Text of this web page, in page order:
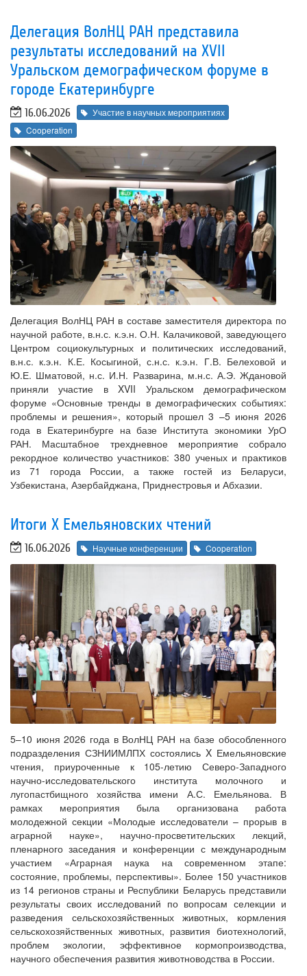
Делегация ВолНЦ РАН представила
результаты исследований на XVII
Уральском демографическом форуме в
городе Екатеринбурге
16.06.2026
Участие в научных мероприятиях
Cooperation
Делегация ВолНЦ РАН в составе заместителя директора по
научной работе, в.н.с. к.э.н. О.Н. Калачиковой, заведующего
Центром социокультурных и политических исследований,
в.н.с. к.э.н. К.Е. Косыгиной, с.н.с. к.э.н. Г.В. Белеховой и
Ю.Е. Шматовой, н.с. И.Н. Разварина, м.н.с. А.Э. Ждановой
приняли участие в XVII Уральском демографическом
форуме «Основные тренды в демографических событиях:
проблемы и решения», который прошел 3 –5 июня 2026
года в Екатеринбурге на базе Института экономики УрО
РАН. Масштабное трехдневное мероприятие собрало
рекордное количество участников: 380 ученых и практиков
из 71 города России, а также гостей из Беларуси,
Узбекистана, Азербайджана, Приднестровья и Абхазии.
Итоги Х Емельяновских чтений
16.06.2026 Научные конференции Cooperation
5–10 июня 2026 года в ВолНЦ РАН на базе обособленного
подразделения СЗНИИМЛПХ состоялись X Емельяновские
чтения, приуроченные к 105-летию Северо-Западного
научно-исследовательского института молочного и
лугопастбищного хозяйства имени А.С. Емельянова. В
рамках мероприятия была организована работа
молодежной секции «Молодые исследователи – прорыв в
аграрной науке», научно-просветительских лекций,
пленарного заседания и конференции с международным
участием «Аграрная наука на современном этапе:
состояние, проблемы, перспективы». Более 150 участников
из 14 регионов страны и Республики Беларусь представили
результаты своих исследований по вопросам селекции и
разведения сельскохозяйственных животных, кормления
сельскохозяйственных животных, развития биотехнологий,
проблем экологии, эффективное кормопроизводства,
научного обеспечения развития животноводства в России.